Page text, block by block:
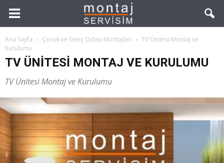
Ana Sayfa Çocuk ve Genç Odası Montajları
TV Ünitesi Montaj ve
Kurulumu
TV ÜNITESI MONTAJ VE KURULUMU
TV Ünitesi Montaj ve Kurulumu